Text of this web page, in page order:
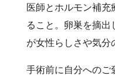
医師とホルモン補充
ること。卵巣を摘
が女性らしさや気分
手術前に自分へのご